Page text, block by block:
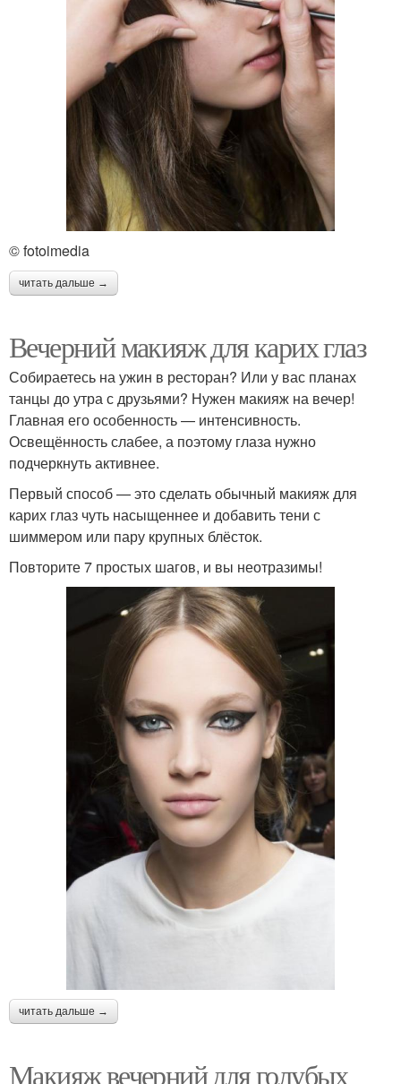
© fotoimedia
читать дальше →
Вечерний макияж для карих глаз
Собираетесь на ужин в ресторан? Или у вас планах
танцы до утра с друзьями? Нужен макияж на вечер!
Главная его особенность — интенсивность.
Освещённость слабее, а поэтому глаза нужно
подчеркнуть активнее.
Первый способ — это сделать обычный макияж для
карих глаз чуть насыщеннее и добавить тени с
шиммером или пару крупных блёсток.
Повторите 7 простых шагов, и вы неотразимы!
читать дальше →
Макияж вечерний для голубых